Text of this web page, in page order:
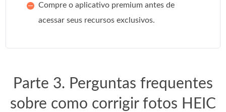
Compre o aplicativo premium antes de
acessar seus recursos exclusivos.
Parte 3. Perguntas frequentes
sobre como corrigir fotos HEIC